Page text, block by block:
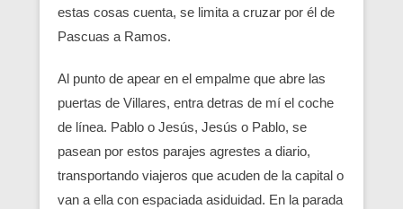
estas cosas cuenta, se limita a cruzar por él de
Pascuas a Ramos.
Al punto de apear en el empalme que abre las
puertas de Villares, entra detras de mí el coche
de línea. Pablo o Jesús, Jesús o Pablo, se
pasean por estos parajes agrestes a diario,
transportando viajeros que acuden de la capital o
van a ella con espaciada asiduidad. En la parada